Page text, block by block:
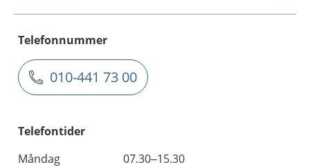
Telefonnummer
010-441 73 00
Telefontider
Måndag
07.30–15.30